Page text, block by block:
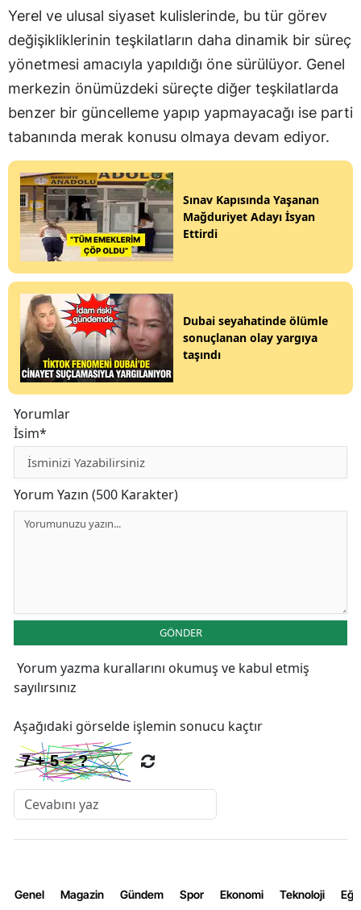
Yerel ve ulusal siyaset kulislerinde, bu tür görev
değişikliklerinin teşkilatların daha dinamik bir süreç
yönetmesi amacıyla yapıldığı öne sürülüyor. Genel
merkezin önümüzdeki süreçte diğer teşkilatlarda
benzer bir güncelleme yapıp yapmayacağı ise parti
tabanında merak konusu olmaya devam ediyor.
Sınav Kapısında Yaşanan
Mağduriyet Adayı İsyan
Ettirdi
Dubai seyahatinde ölümle
sonuçlanan olay yargıya
taşındı
Yorumlar
İsim*
Yorum Yazın (500 Karakter)
GÖNDER
Yorum yazma kurallarını okumuş ve kabul etmiş
sayılırsınız
Aşağıdaki görselde işlemin sonucu kaçtır
Genel Magazin Gündem Spor Ekonomi Teknoloji